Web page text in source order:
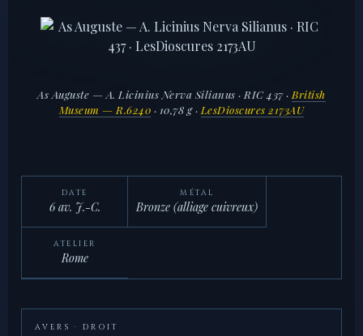
As Auguste — A. Licinius Nerva Silianus · RIC 437 · British
Museum — R.6240 · 10,78 g · LesDioscures 2173AU
DATE
6 av. J.-C.
MÉTAL
Bronze (alliage cuivreux)
ATELIER
Rome
AVERS · DROIT